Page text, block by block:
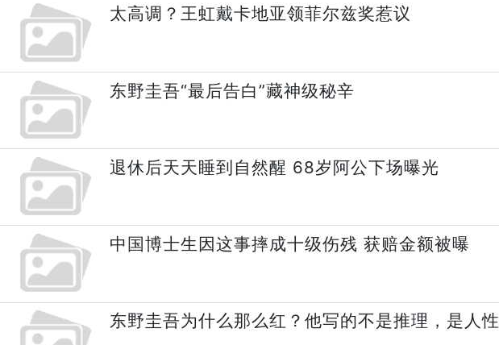
太高调？王虹戴卡地亚领菲尔兹奖惹议
东野圭吾“最后告白”藏神级秘辛
退休后天天睡到自然醒 68岁阿公下场曝光
中国博士生因这事摔成十级伤残 获赔金额被曝
东野圭吾为什么那么红？他写的不是推理，是人性